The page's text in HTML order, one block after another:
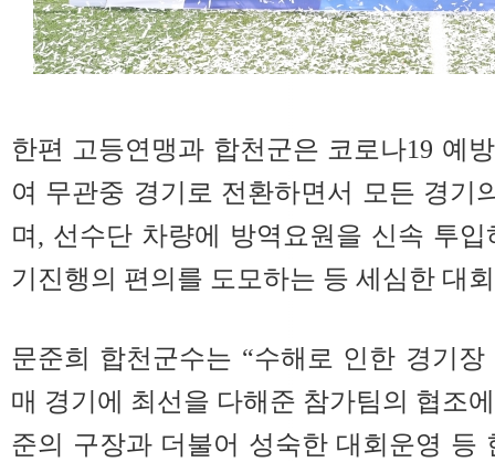
한편 고등연맹과 합천군은 코로나19 예
여 무관중 경기로 전환하면서 모든 경기
며, 선수단 차량에 방역요원을 신속 투
기진행의 편의를 도모하는 등 세심한 대
문준희 합천군수는 “수해로 인한 경기
매 경기에 최선을 다해준 참가팀의 협조
준의 구장과 더불어 성숙한 대회운영 등